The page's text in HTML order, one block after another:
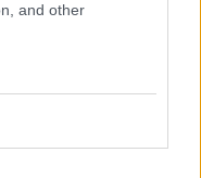
and other